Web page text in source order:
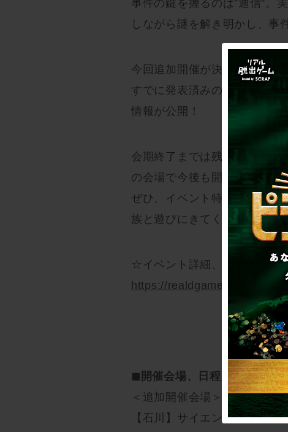
事件の鍵を握るのは”通信”。
しながら謎を解き明かし、事
今回追加開催が決定したのは
すでに発表済みの会場と合わ
情報が公開！
会期終了までは残り3カ月。
の会場で今後も開催します。
ぜひ、イベント特設サイトか
族と遊びにきてくださいね♪
☆イベント詳細、チケット情
https://realdgame.jp/s/
＋
◼︎開催会場、日程
＜追加開催会場＞
【石川】サイエンスヒルズ